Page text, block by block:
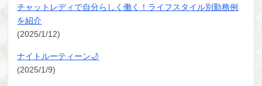
チャットレディで自分らしく働く！ライフスタイル別勤務例
を紹介
(2025/1/12)
ナイトルーティーン🌙
(2025/1/9)